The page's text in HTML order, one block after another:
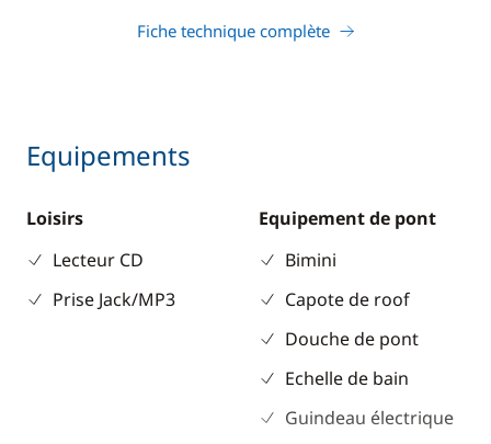
Fiche technique complète
Equipements
Loisirs
Lecteur CD
Prise Jack/MP3
Equipement de pont
Bimini
Capote de roof
Douche de pont
Echelle de bain
Guindeau électrique